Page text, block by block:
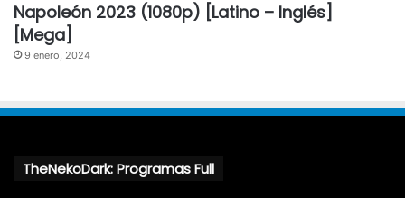
Napoleón 2023 (1080p) [Latino – Inglés]
[Mega]
9 enero, 2024
TheNekoDark: Programas Full